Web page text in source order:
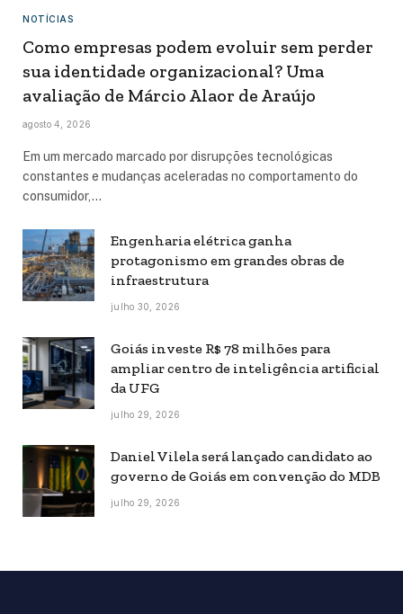
NOTÍCIAS
Como empresas podem evoluir sem perder
sua identidade organizacional? Uma
avaliação de Márcio Alaor de Araújo
agosto 4, 2026
Em um mercado marcado por disrupções tecnológicas
constantes e mudanças aceleradas no comportamento do
consumidor,…
Engenharia elétrica ganha
protagonismo em grandes obras de
infraestrutura
julho 30, 2026
Goiás investe R$ 78 milhões para
ampliar centro de inteligência artificial
da UFG
julho 29, 2026
Daniel Vilela será lançado candidato ao
governo de Goiás em convenção do MDB
julho 29, 2026